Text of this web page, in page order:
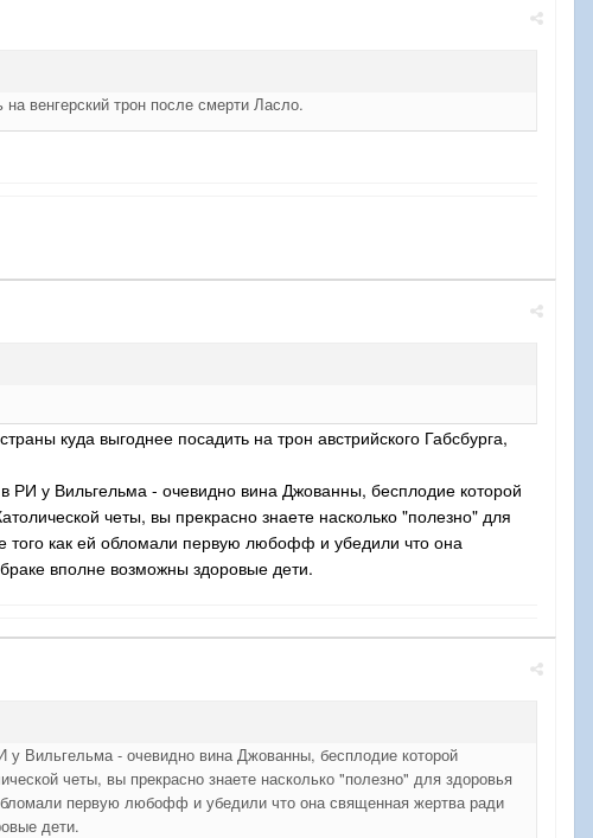
венгерский трон после смерти Ласло.
куда выгоднее посадить на трон австрийского Габсбурга,
РИ у Вильгельма - очевидно вина Джованны, бесплодие которой
четы, вы прекрасно знаете насколько "полезно" для
того как ей обломали первую любофф и убедили что она
вполне возможны здоровые дети.
Вильгельма - очевидно вина Джованны, бесплодие которой
четы, вы прекрасно знаете насколько "полезно" для здоровья
первую любофф и убедили что она священная жертва ради
дети.